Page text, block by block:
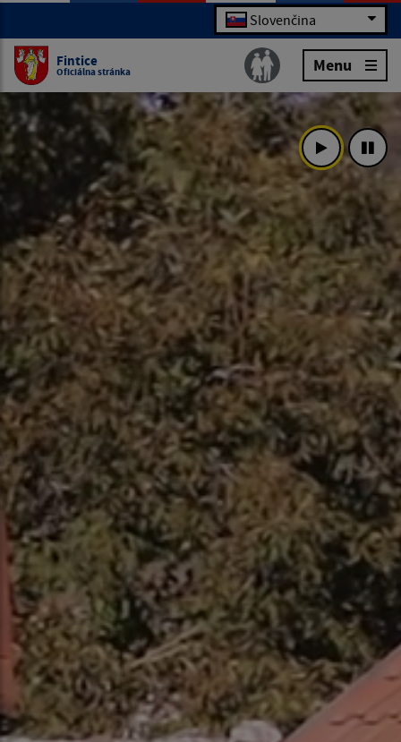
Slovenčina
Fintice
Oficiálna stránka Menu